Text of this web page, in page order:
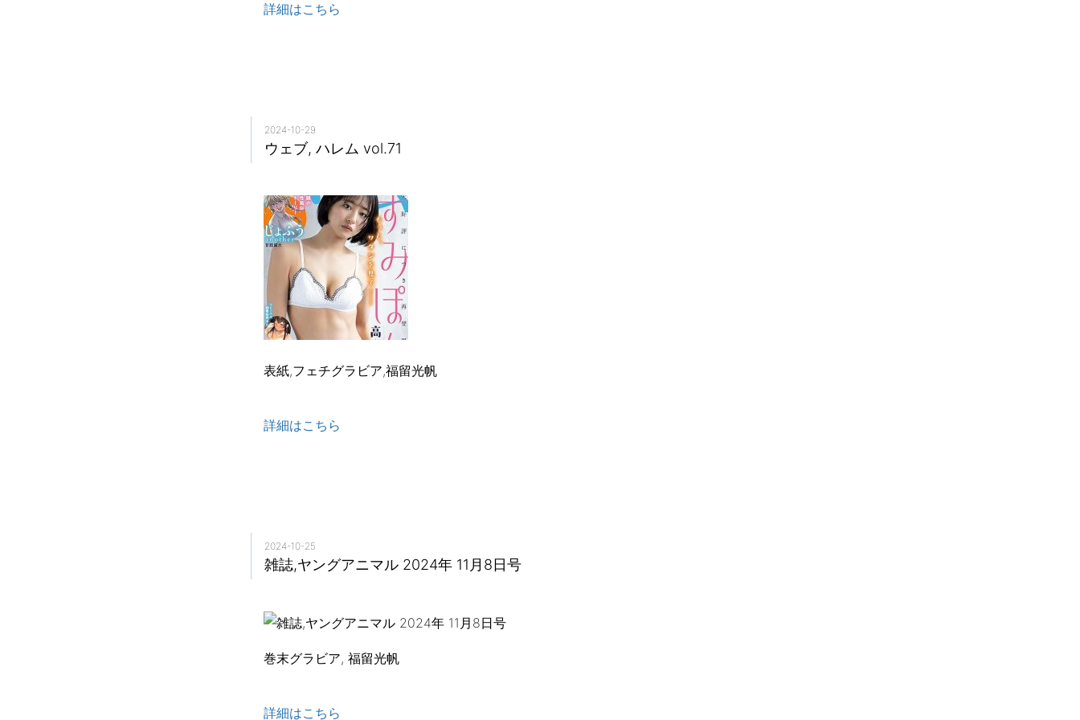
詳細はこちら
2024-10-29
ウェブ, ハレム vol.71
表紙,フェチグラビア,福留光帆
詳細はこちら
2024-10-25
雑誌,ヤングアニマル 2024年 11月8日号
巻末グラビア, 福留光帆
詳細はこちら